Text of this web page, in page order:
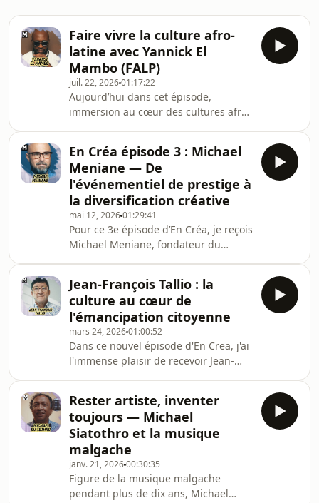
Faire vivre la culture afro-
latine avec Yannick El
Mambo (FALP)
juil. 22, 202601:17:22
Aujourd’hui dans cet épisode,
immersion au cœur des cultures afro-
d’événements et fondateur du FALP
(Festival Afro Latino de Pornichet).
Acteur clé de la scène locale, il
contribue depuis plusieurs années —
aux côtés de son équipe — à faire
grandir une communauté vibrante
autour de la salsa, de la bachata, de
la kizomba et
En Créa épisode 3 : Michael
Meniane — De
l'événementiel de prestige à
la diversification créative
mai 12, 202601:29:41
Pour ce 3e épisode d’En Créa, je reçois
Michael Meniane, fondateur du
rapport tactile à l'image, Michael a su
bâtir une carrière de référence dans
la photographie corporate et
événementielle. Dans cet échange, il
nous livre les coulisses de ses
interventions sur des événements
organisés par des maisons
prestigieuses comme
Jean-François Tallio : la
culture au cœur de
l'émancipation citoyenne
mars 24, 202601:00:52
Dans ce nouvel épisode d'En Crea, j'ai
l'immense plaisir de recevoir Jean-
profond sur son parcours et ses
convictions.Alors que les élections
municipales de 2026 battent leur
plein, marquant sa toute dernière
campagne, Jean-François revient sur
ce qui a toujours été son moteur :
l'émancipation citoyenne par la
Rester artiste, inventer
toujours — Michael
Siatothro et la musique
malgache
janv. 21, 202600:30:35
Figure de la musique malgache
pendant plus de dix ans, Michael